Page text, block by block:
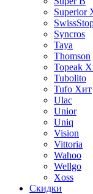
Superior
Syncros
Taya
Thomson
Topeak
Tubolito
Tufo Хит
Ulac
Unior
Uniq
Vision
Vittoria
Wahoo
Wellgo
Xoss
Скидки